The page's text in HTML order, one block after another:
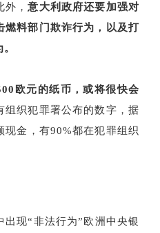
外，意大利政府还要加强对
燃料部门欺诈行为，以及打
欧元的纸币，或将很快会
组织犯罪署公布的数字，据
金，有90%都在犯罪组织
现“非法行为”欧洲中央银